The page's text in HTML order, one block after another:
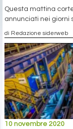
Questa mattina
annunciati nei giorni
di Redazione siderweb
10 novembre 2020